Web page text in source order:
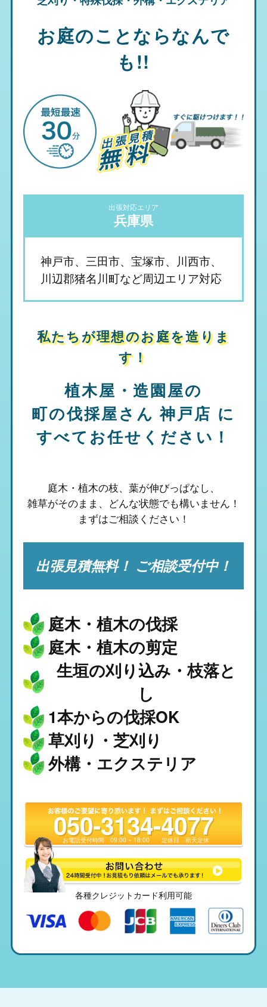
お庭のことならなんで
も!!
出張対応エリア
兵庫県
神戸市、三田市、宝塚市、川西市、
川辺郡猪名川町など周辺エリア対応
私たちが理想のお庭を造りま
す！
植木屋・造園屋の
町の伐採屋さん 神戸店 に
すべてお任せください！
庭木・植木の枝、葉が伸びっぱなし、
雑草がそのまま、 どんな状態でも構いません！
まずはご相談ください！
出張見積無料！ ご相談受付中！
庭木・植木の伐採
1本からの伐採OK
庭木・植木の剪定
草刈り・芝刈り
生垣の刈り込み・枝落と
し
外構・エクステリア
050-3134-4077
お電話受付時間09:00 ~ 18:00 定休日雨天定休
各種クレジットカード利用可能